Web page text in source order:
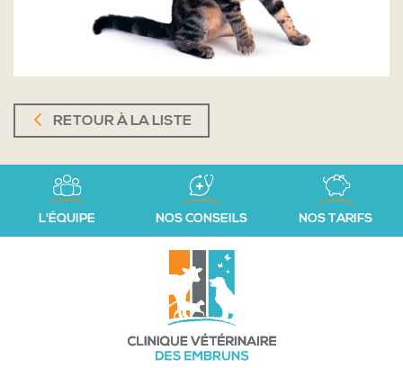
RETOUR À LA LISTE
L'ÉQUIPE NOS CONSEILS NOS TARIFS